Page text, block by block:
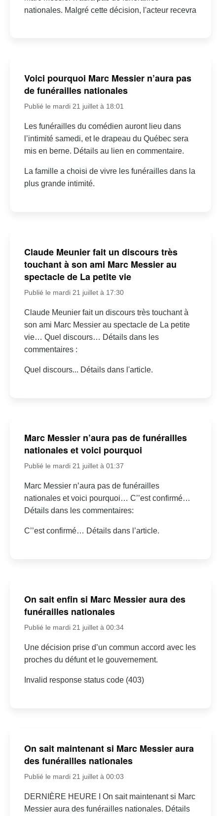
nationales. Malgré cette décision, l'acteur recevra
Voici pourquoi Marc Messier n’aura pas
de funérailles nationales
Publié le mardi 21 juillet à 18:01
Les funérailles du comédien auront lieu dans
l’intimité samedi, et le drapeau du Québec sera
mis en berne. Détails au lien en commentaire.
La famille a choisi de vivre les funérailles dans la
plus grande intimité.
Claude Meunier fait un discours très
touchant à son ami Marc Messier au
spectacle de La petite vie
Publié le mardi 21 juillet à 17:30
Claude Meunier fait un discours très touchant à
son ami Marc Messier au spectacle de La petite
vie… Quel discours… Détails dans les
commentaires :
Quel discours... Détails dans l'article.
Marc Messier n’aura pas de funérailles
nationales et voici pourquoi
Publié le mardi 21 juillet à 01:37
Marc Messier n’aura pas de funérailles
nationales et voici pourquoi… C’’est confirmé…
Détails dans les commentaires:
C’’est confirmé… Détails dans l’article.
On sait enfin si Marc Messier aura des
funérailles nationales
Publié le mardi 21 juillet à 00:34
Une décision prise d’un commun accord avec les
proches du défunt et le gouvernement.
Invalid response status code (403)
On sait maintenant si Marc Messier aura
des funérailles nationales
Publié le mardi 21 juillet à 00:03
DERNIÈRE HEURE I On sait maintenant si Marc
Messier aura des funérailles nationales. Détails